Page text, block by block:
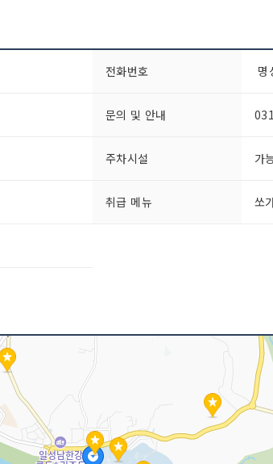
전화번호 명
문의 및 안내
주차시설 가
취급 메뉴 쏘